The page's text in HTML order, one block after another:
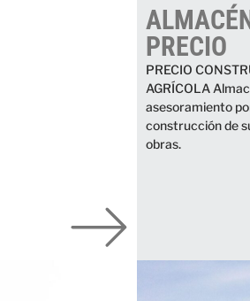
PRECIO
PRECIO
AGRÍCOLA
asesoramiento
construcción de
obras.